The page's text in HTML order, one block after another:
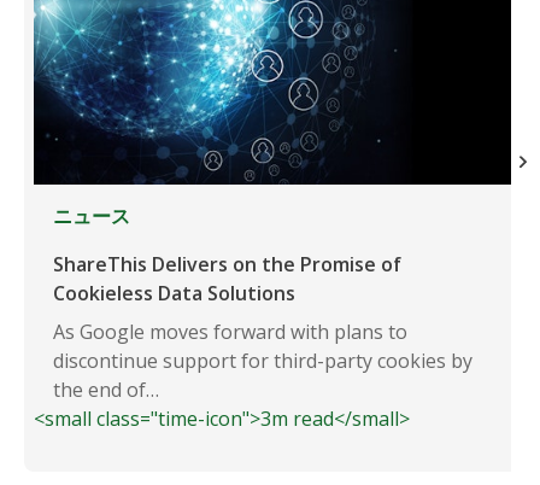
ニュース
ShareThis Delivers on the Promise of
Cookieless Data Solutions
As Google moves forward with plans to
discontinue support for third-party cookies by
the end of…
<small class="time-icon">3m read</small>